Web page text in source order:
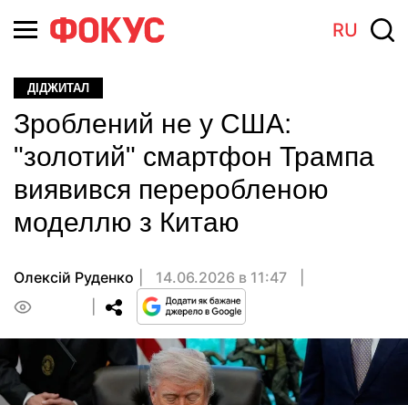
RU
ДІДЖИТАЛ
Зроблений не у США:
"золотий" смартфон Трампа
виявився переробленою
моделлю з Китаю
Олексій Руденко
14.06.2026 в 11:47